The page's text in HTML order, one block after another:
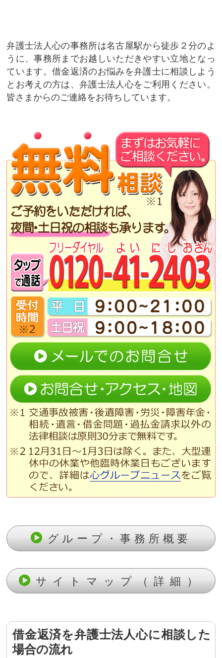
弁護士法人心の事務所は名古屋駅から徒歩２分のよ
うに、事務所までお越しいただきやすい立地となっ
ています。借金返済のお悩みを弁護士に相談しよう
とお考えの方は、弁護士法人心をご利用ください。
皆さまからのご連絡をお待ちしています。
グループ・事務所概要
サイトマップ（詳細）
借金返済を弁護士法人心に相談した
場合の流れ